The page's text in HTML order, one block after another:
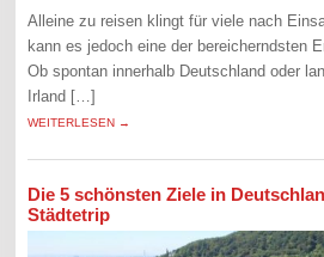
Alleine zu reisen klingt für viele nach
kann es jedoch eine der bereicherndsten
Ob spontan innerhalb Deutschland oder
Irland […]
WEITERLESEN →
Die 5 schönsten Ziele in
Städtetrip